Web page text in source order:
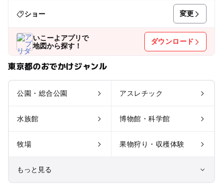
ショー 変更
いこーよアプリで
地図から探す！
ダウンロード
東京都のおでかけジャンル
公園・総合公園 アスレチック
水族館 博物館・科学館
牧場 果物狩り・収穫体験
もっと見る